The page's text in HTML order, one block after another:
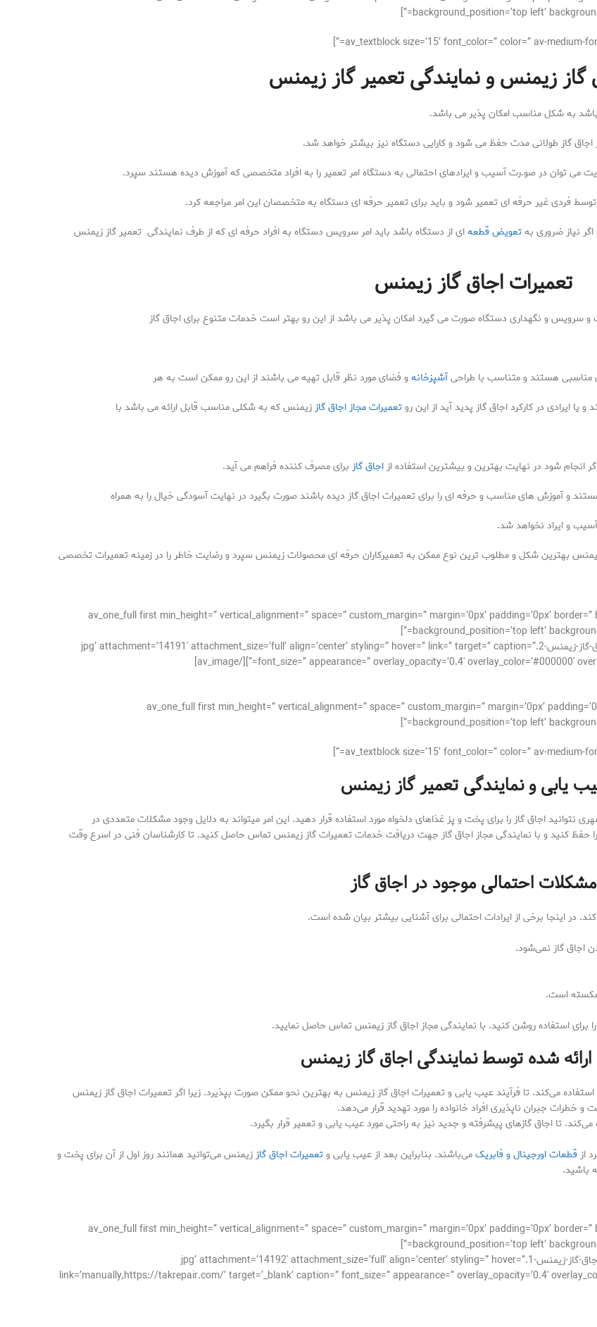
background_position=’top left’
گاز زیمنس و نمایندگی تعمیر گاز زیمنس
به شکل مناسب امکان پذیر می باشد.
گاز طولانی مدت حفظ می شود و کارایی دستگاه نیز بیشتر خواهد شد.
می توان در صو.رت آسیب و ایرادهای احتمالی به دستگاه امر تعمیر را به افراد متخصصی که آموزش دیده هستند سپرد.
فردی غیر حرفه ای تعمیر شود و باید برای تعمیر حرفه ای دستگاه به متخصصان این امر مراجعه کرد.
نیاز ضروری بهتعویض قطعهای از دستگاه باشد باید امر سرویس دستگاه به افراد حرفه ای که از طرف نمایندگی تعمیر گاز زیمنس
تعمیرات اجاق گاز زیمنس
و سرویس و نگهداری دستگاه صورت می گیرد امکان پذیر می باشد از این رو بهتر است خدمات متنوع برای اجاق گاز
مناسبی هستند و متناسب با طراحیآشپزخانهو فضای مورد نظر قابل تهیه می باشند از این رو ممکن است به هر
ایرادی در کارکرد اجاق گاز پدید آید از این روتعمیرات مجاز اجاق گاززیمنس که به شکلی مناسب قابل ارائه می باشد با
انجام شود در نهایت بهترین و بیشترین استفاده ازاجاق گاز برای مصرف کننده فراهم می آید.
و آموزش های مناسب و حرفه ای را برای تعمیرات اجاق گاز دیده باشند صورت بگیرد در نهایت آسودگی خیال را به همراه
و ایراد نخواهد شد.
زیمنس بهترین شکل و مطلوب ترین نوع ممکن به تعمیرکاران حرفه ای محصولات زیمنس سپرد و رضایت خاطر را در زمینه تعمیرات تخصصی
[/av_one_full][av_one_full first min_height=” vertical_alignment=” space=” custom_margin=” margin=’0px’ padding=’0px’
background_position=’top left’
[av_image src=’http://takrepair.com/wp-content/uploads/تعمیر-اجاق-گاز-زیمنس-2.jpg’ attachment=’14191′ attachment_size=’full’ align=’center’ styling=” hover=” link=” target=” caption=”
font_size=” appearance=” overlay_opacity=’0.4′ overlay_color=’#000000′
[av_one_full first min_height=” vertical_alignment=” space=” custom_margin=” margin=’0px’
background_position=’top left’
یابی و نمایندگی تعمیر گاز زیمنس
نتوانید اجاق گاز را برای پخت و پز غذاهای دلخواه مورد استفاده قرار دهید. این امر میتواند به دلایل وجود مشکلات متعددی در
حفظ کنید و با نمایندگی مجاز اجاق گاز جهت دریافت خدمات تعمیرات گاز زیمنس تماس حاصل کنید. تا کارشناسان فنی در اسرع وقت
مشکلات احتمالی موجود در اجاق گاز
در اینجا برخی از ایرادات احتمالی برای آشنایی بیشتر بیان شده است.
اجاق گاز نمی‌شود.
شکسته است.
برای استفاده روشن کنید. با نمایندگی مجاز اجاق گاز زیمنس تماس حاصل نمایید.
شده توسط نمایندگی اجاق گاز زیمنس
می‌کند. تا فرآیند عیب یابی و تعمیرات اجاق گاز زیمنس به بهترین نحو ممکن صورت بپذیرد. زیرا اگر تعمیرات اجاق گاز زیمنس
خطرات جبران ناپذیری افراد خانواده را مورد تهدید قرار می‌دهد.
تا اجاق گازهای پیشرفته و جدید نیز به راحتی مورد عیب یابی و تعمیر قرار بگیرد.
از قطعات اورجینال و فابریکمی‌باشند. بنابراین بعد از عیب یابی وتعمیرات اجاق گاززیمنس می‌توانید همانند روز اول از آن برای پخت و
باشید.
[/av_one_full][av_one_full first min_height=” vertical_alignment=” space=” custom_margin=” margin=’0px’ padding=’0px’
background_position=’top left’
[av_image src=’http://takrepair.com/wp-content/uploads/تعمیرات-اجاق-گاز-زیمنس-1.jpg’ attachment=’14192′ attachment_size=’full’ align=’center’ styling=” hover=”
link=’manually,https://takrepair.com/’ target=’_blank’ caption=” font_size=” appearance=” overlay_opacity=’0.4′